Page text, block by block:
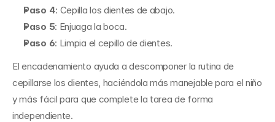
Paso 4: Cepilla los dientes de abajo.
Paso 5: Enjuaga la boca.
Paso 6: Limpia el cepillo de dientes.
El encadenamiento ayuda a descomponer la rutina de
cepillarse los dientes, haciéndola más manejable para el niño
y más fácil para que complete la tarea de forma
independiente.